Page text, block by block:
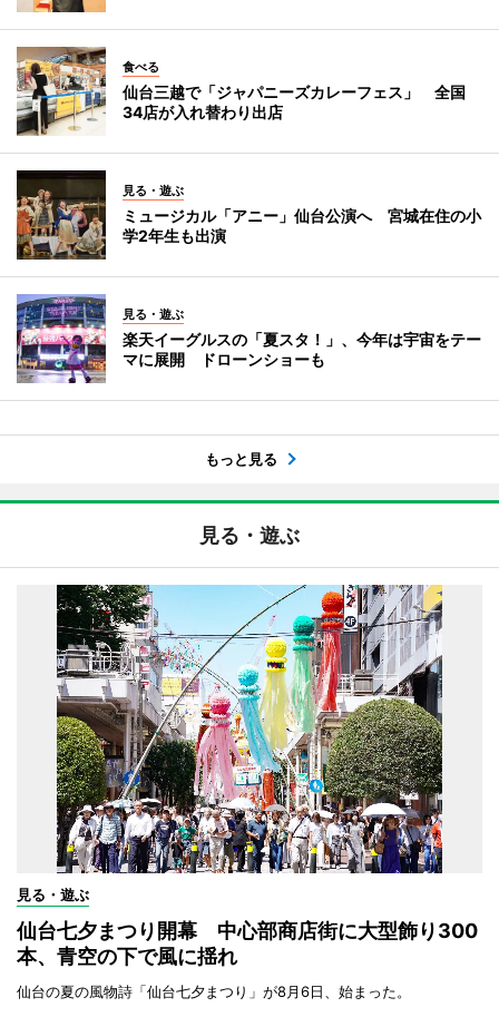
食べる
仙台三越で「ジャパニーズカレーフェス」 全国
34店が入れ替わり出店
見る・遊ぶ
ミュージカル「アニー」仙台公演へ 宮城在住の小
学2年生も出演
見る・遊ぶ
楽天イーグルスの「夏スタ！」、今年は宇宙をテー
マに展開 ドローンショーも
もっと見る
見る・遊ぶ
見る・遊ぶ
仙台七夕まつり開幕 中心部商店街に大型飾り300
本、青空の下で風に揺れ
仙台の夏の風物詩「仙台七夕まつり」が8月6日、始まった。